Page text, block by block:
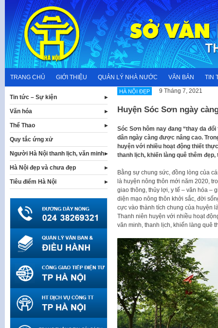
content
TRANG CHỦ GIỚI THIỆU QUẢN LÝ NHÀ NƯỚC VĂN BẢN TIN
HÀ NỘI ĐẸP 9 Tháng 7, 2021
Huyện Sóc Sơn ngày
Sóc Sơn hôm nay đang “thay da
dân ngày càng được nâng cao.
huyện với nhiều hoạt động thiết
thanh lịch, khiến làng quê thêm đẹp,
Bằng sự chung sức, đồng lòng của
là huyện nông thôn mới năm 2020,
giao thông, thủy lợi, y tế – văn hóa –
diện mạo nông thôn khởi sắc, đời
cực vào thành tích chung của huyện
Thanh niên huyện với nhiều hoạt
văn minh, thanh lịch, khiến làng quê
Tin tức – Sự kiện
Văn hóa
Thể Thao
Quy tắc ứng xử
Người Hà Nội thanh lịch, văn minh
Hà Nội đẹp và chưa đẹp
Tiêu điểm Hà Nội